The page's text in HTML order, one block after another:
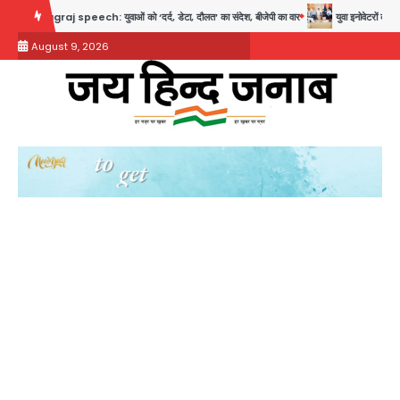
content
speech: युवाओं को ‘दर्द, डेटा, दौलत’ का संदेश, बीजेपी का वार युवा इनोवेटरों की सोच से
August 9, 2026